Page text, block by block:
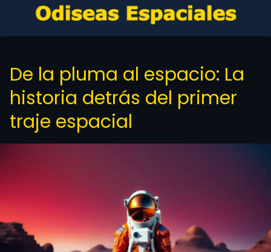
De la pluma al espacio: La
historia detrás del primer
traje espacial